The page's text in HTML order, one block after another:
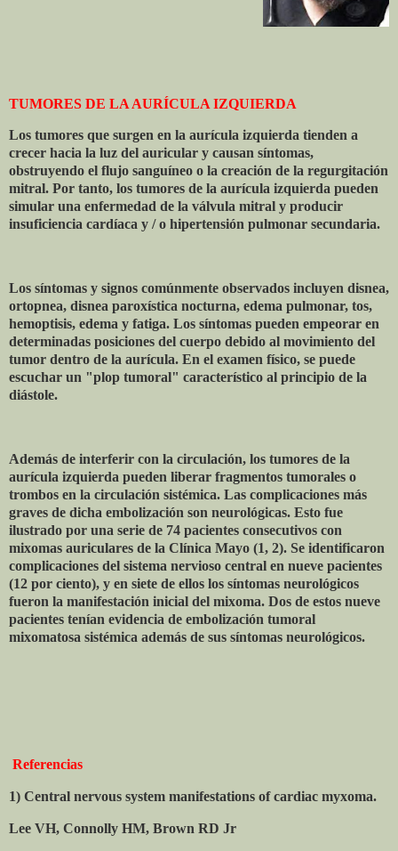
TUMORES DE LA AURÍCULA IZQUIERDA
Los tumores que surgen en la aurícula izquierda tienden a
crecer hacia la luz del auricular y causan síntomas,
obstruyendo el flujo sanguíneo o la creación de la regurgitación
mitral. Por tanto, los tumores de la aurícula izquierda pueden
simular una enfermedad de la válvula mitral y producir
insuficiencia cardíaca y / o hipertensión pulmonar secundaria.
Los síntomas y signos comúnmente observados incluyen disnea,
ortopnea, disnea paroxística nocturna, edema pulmonar, tos,
hemoptisis, edema y fatiga. Los síntomas pueden empeorar en
determinadas posiciones del cuerpo debido al movimiento del
tumor dentro de la aurícula. En el examen físico, se puede
escuchar un "plop tumoral" característico al principio de la
diástole.
Además de interferir con la circulación, los tumores de la
aurícula izquierda pueden liberar fragmentos tumorales o
trombos en la circulación sistémica. Las complicaciones más
graves de dicha embolización son neurológicas. Esto fue
ilustrado por una serie de 74 pacientes consecutivos con
mixomas auriculares de la Clínica Mayo (1, 2). Se identificaron
complicaciones del sistema nervioso central en nueve pacientes
(12 por ciento), y en siete de ellos los síntomas neurológicos
fueron la manifestación inicial del mixoma. Dos de estos nueve
pacientes tenían evidencia de embolización tumoral
mixomatosa sistémica además de sus síntomas neurológicos.
Referencias
1) Central nervous system manifestations of cardiac myxoma.
Lee VH, Connolly HM, Brown RD Jr